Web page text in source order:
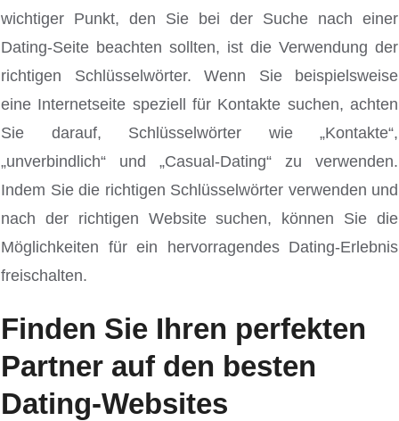
wichtiger Punkt, den Sie bei der Suche nach einer
Dating-Seite beachten sollten, ist die Verwendung der
richtigen Schlüsselwörter. Wenn Sie beispielsweise
eine Internetseite speziell für Kontakte suchen, achten
Sie darauf, Schlüsselwörter wie „Kontakte“,
„unverbindlich“ und „Casual-Dating“ zu verwenden.
Indem Sie die richtigen Schlüsselwörter verwenden und
nach der richtigen Website suchen, können Sie die
Möglichkeiten für ein hervorragendes Dating-Erlebnis
freischalten.
Finden Sie Ihren perfekten
Partner auf den besten
Dating-Websites